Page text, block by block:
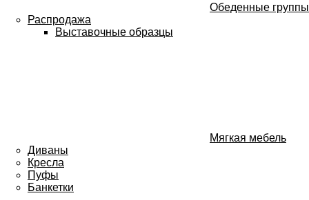
Обеденные группы
Распродажа
Выставочные образцы
Мягкая мебель
Диваны
Кресла
Пуфы
Банкетки